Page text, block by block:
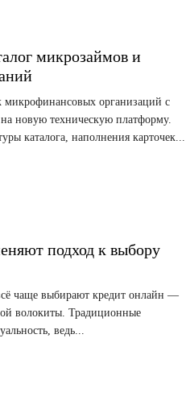
микрозаймов и
организаций с
новую техническую платформу.
каталога, наполнения карточек...
подход к выбору
чаще выбирают кредит онлайн —
волокиты. Традиционные
ведь...